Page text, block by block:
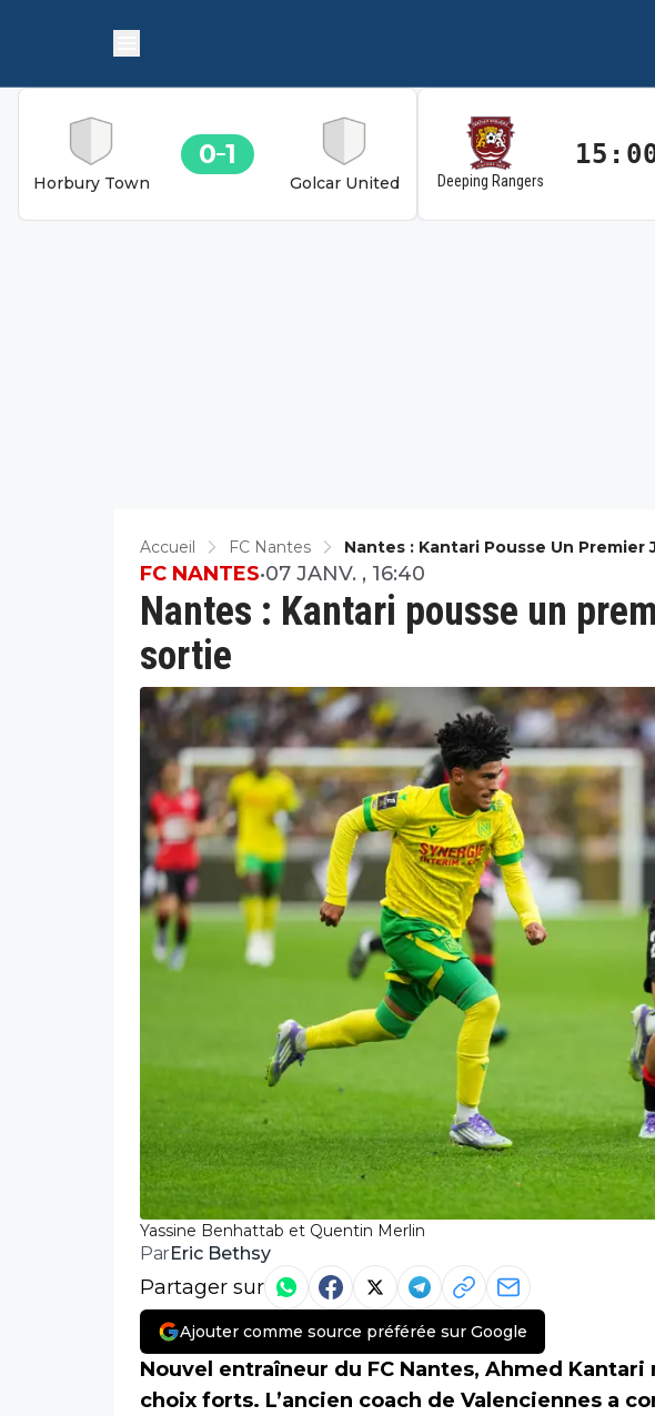
Horbury Town
0 1
Golcar United Deeping Rangers
Accueil FC Nantes Nantes : Kantari Pousse Un Premier
Yassine Benhattab et Quentin Merlin
Nantes : Kantari pousse un
sortie
FC NANTES•07 JANV. , 16:40
ParEric Bethsy
Partager sur
Ajouter comme source préférée sur Google
Nouvel entraîneur du FC Nantes, Ahmed Kantari
choix forts. L’ancien coach de Valenciennes a